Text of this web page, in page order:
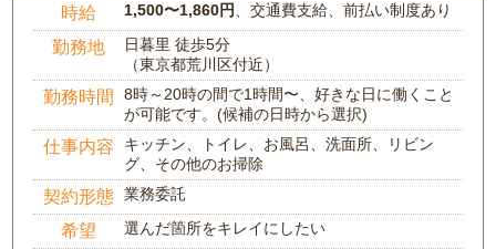
時給 1,500〜1,860円、交通費支給、前払い制度あり
勤務地
日暮里 徒歩5分
（東京都荒川区付近）
勤務時間
8時～20時の間で1時間〜、好きな日に働くこと
が可能です。(候補の日時から選択)
仕事内容
キッチン、トイレ、お風呂、洗面所、リビン
グ、その他のお掃除
契約形態 業務委託
希望 選んだ箇所をキレイにしたい